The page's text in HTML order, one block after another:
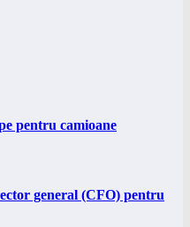
pentru camioane
general (CFO) pentru